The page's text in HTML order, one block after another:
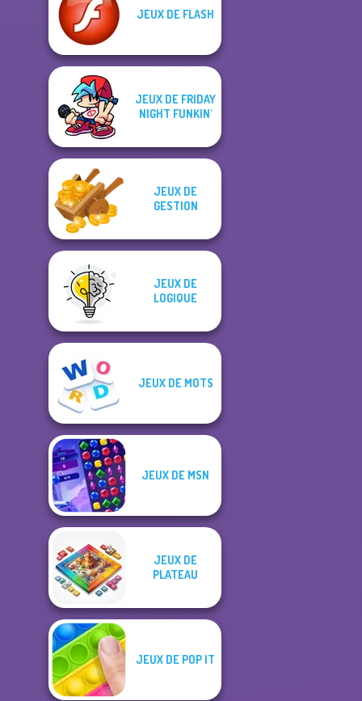
JEUX DE FLASH
JEUX DE FRIDAY
NIGHT FUNKIN'
JEUX DE
GESTION
JEUX DE
LOGIQUE
JEUX DE MOTS
JEUX DE MSN
JEUX DE
PLATEAU
JEUX DE POP IT